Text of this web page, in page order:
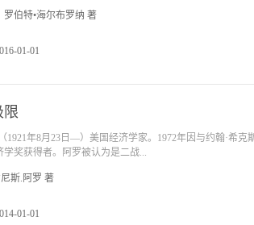
罗伯特•海尔布罗纳 著
01-01
限
1921年8月23日—）美国经济学家。1972年因与约翰·希
学奖获得者。阿罗被认为是二战...
斯.阿罗 著
01-01